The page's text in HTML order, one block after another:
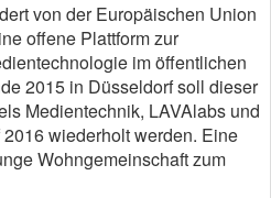
von der Europäischen Union
offene Plattform zur
im öffentlichen
2015 in Düsseldorf soll dieser
Medientechnik, LAVAlabs und
wiederholt werden. Eine
Wohngemeinschaft zum